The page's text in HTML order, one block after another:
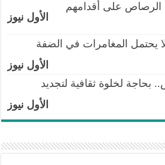
الرصاص على أقدامهم
الأول نيوز
المغامرات في الضفة
الأول نيوز
لخلوة ثقافية لتجديد
الأول نيوز